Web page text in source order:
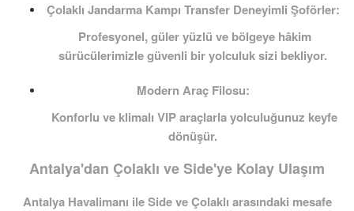
Çolaklı Jandarma Kampı Transfer Deneyimli Şoförler:
Profesyonel, güler yüzlü ve bölgeye hâkim
sürücülerimizle güvenli bir yolculuk sizi bekliyor.
Modern Araç Filosu:
Konforlu ve klimalı VIP araçlarla yolculuğunuz keyfe
dönüşür.
Antalya'dan Çolaklı ve Side'ye Kolay Ulaşım
Antalya Havalimanı ile Side ve Çolaklı arasındaki mesafe